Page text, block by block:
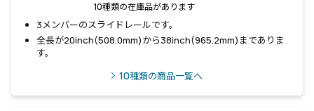
10種類の在庫品があります
3メンバーのスライドレールです。
全長が20inch(508.0mm)から38inch(965.2mm)までありま
す。
10種類の商品一覧へ